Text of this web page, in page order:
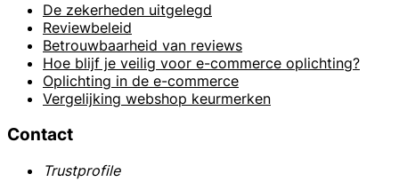
De zekerheden uitgelegd
Reviewbeleid
Betrouwbaarheid van reviews
Hoe blijf je veilig voor e-commerce oplichting?
Oplichting in de e-commerce
Vergelijking webshop keurmerken
Contact
Trustprofile